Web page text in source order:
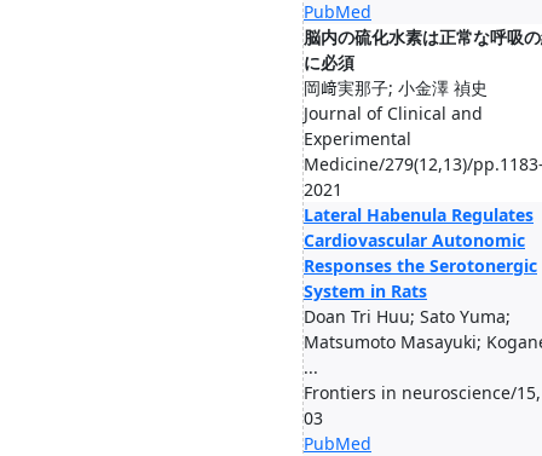
PubMed
脳内の硫化水素は正常な呼吸
に必須
岡﨑実那子; 小金澤 禎史
Journal of Clinical and
Experimental
Medicine/279(12,13)/
2021
Lateral Habenula Regulates
Cardiovascular Autonomic
Responses the Serotonergic
System in Rats
Doan Tri Huu; Sato Yuma;
Matsumoto Masayuki;
...
Frontiers in neuroscience/
03
PubMed